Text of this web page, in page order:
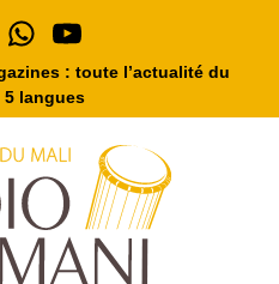
: toute l’actualité du
5 langues